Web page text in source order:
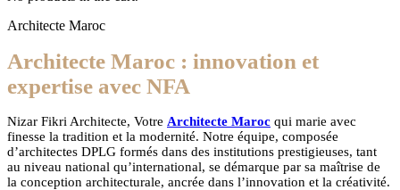
Architecte Maroc
Architecte Maroc : innovation et
expertise avec NFA
Nizar Fikri Architecte, Votre Architecte Maroc qui marie avec
finesse la tradition et la modernité. Notre équipe, composée
d’architectes DPLG formés dans des institutions prestigieuses, tant
au niveau national qu’international, se démarque par sa maîtrise de
la conception architecturale, ancrée dans l’innovation et la créativité.